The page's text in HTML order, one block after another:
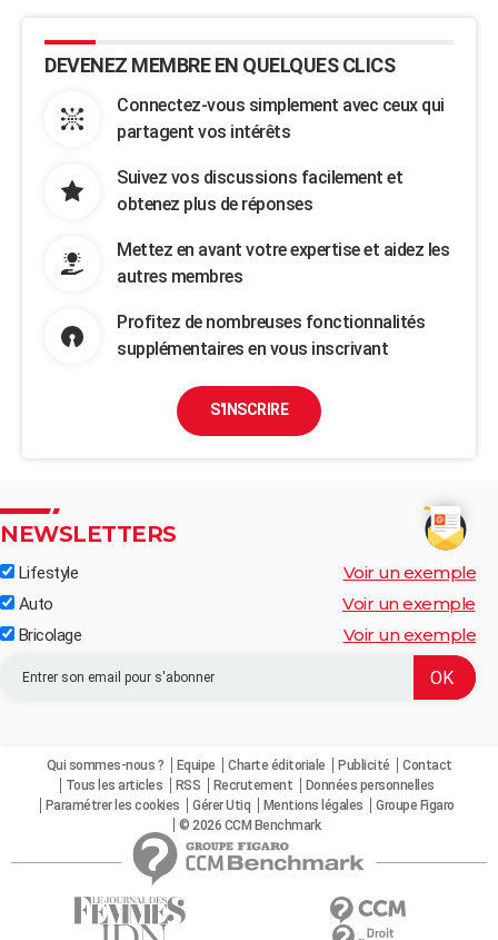
DEVENEZ MEMBRE EN QUELQUES CLICS
Connectez-vous simplement avec ceux qui
partagent vos intérêts
Suivez vos discussions facilement et
obtenez plus de réponses
Mettez en avant votre expertise et aidez les
autres membres
Profitez de nombreuses fonctionnalités
supplémentaires en vous inscrivant
S'INSCRIRE
NEWSLETTERS
Lifestyle Voir un exemple
Auto Voir un exemple
Bricolage Voir un exemple
Qui sommes-nous ? Equipe Charte éditoriale Publicité
Contact
Tous les articles
RSS Recrutement
Données personnelles
Paramétrer les cookies
Gérer Utiq Mentions légales
Groupe Figaro
© 2026 CCM Benchmark